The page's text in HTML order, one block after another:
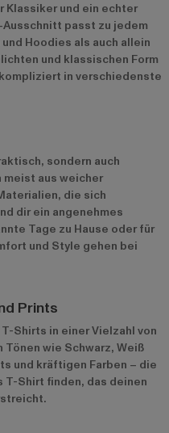
Klassiker und ein echter
passt zu jedem
Hoodies als auch allein
und klassischen Form
in verschiedenste
sondern auch
aus weicher
die sich
dir ein angenehmes
Tage zu Hause oder für
und Style gehen bei
Prints
Shirts in einer Vielzahl von
Tönen wie Schwarz, Weiß
und kräftigen Farben – die
T-Shirt finden, das deinen